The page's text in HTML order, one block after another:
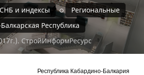
СНБ и индексы
Региональные
Республика
СтройИнформРесурс
Республика Кабардино-Балкария